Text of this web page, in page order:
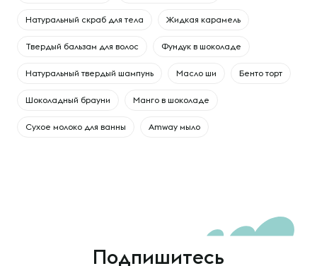
Натуральный скраб для тела Жидкая карамель
Твердый бальзам для волос Фундук в шоколаде
Натуральный твердый шампунь Масло ши Бенто торт
Шоколадный брауни Манго в шоколаде
Сухое молоко для ванны Amway мыло
Подпишитесь